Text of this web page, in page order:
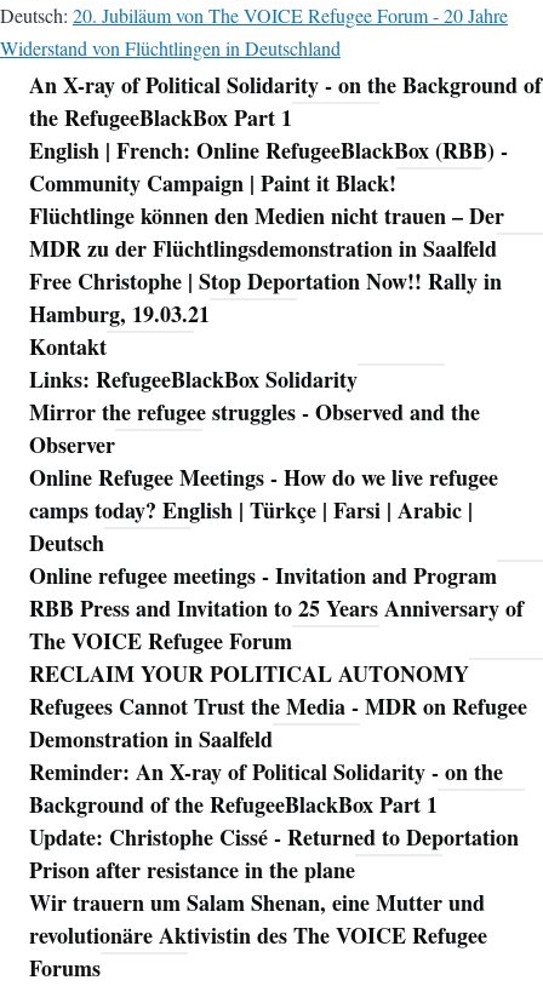
Deutsch: 20. Jubiläum von The VOICE Refugee Forum - 20 Jahre
Widerstand von Flüchtlingen in Deutschland
Navigation
An X-ray of Political Solidarity - on the Background of
the RefugeeBlackBox Part 1
English | French: Online RefugeeBlackBox (RBB) -
Community Campaign | Paint it Black!
Flüchtlinge können den Medien nicht trauen – Der
MDR zu der Flüchtlingsdemonstration in Saalfeld
Free Christophe | Stop Deportation Now!! Rally in
Hamburg, 19.03.21
Kontakt
Links: RefugeeBlackBox Solidarity
Mirror the refugee struggles - Observed and the
Observer
Online Refugee Meetings - How do we live refugee
camps today? English | Türkçe | Farsi | Arabic |
Deutsch
Online refugee meetings - Invitation and Program
RBB Press and Invitation to 25 Years Anniversary of
The VOICE Refugee Forum
RECLAIM YOUR POLITICAL AUTONOMY
Refugees Cannot Trust the Media - MDR on Refugee
Demonstration in Saalfeld
Reminder: An X-ray of Political Solidarity - on the
Background of the RefugeeBlackBox Part 1
Update: Christophe Cissé - Returned to Deportation
Prison after resistance in the plane
Wir trauern um Salam Shenan, eine Mutter und
revolutionäre Aktivistin des The VOICE Refugee
Forums